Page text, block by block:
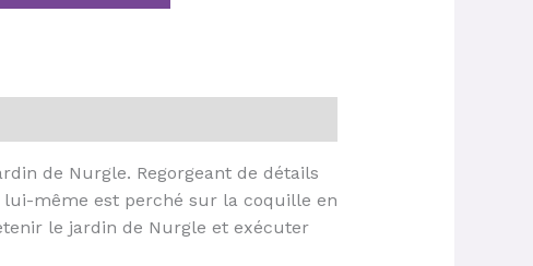
de Nurgle. Regorgeant de détails
même est perché sur la coquille en
le jardin de Nurgle et exécuter